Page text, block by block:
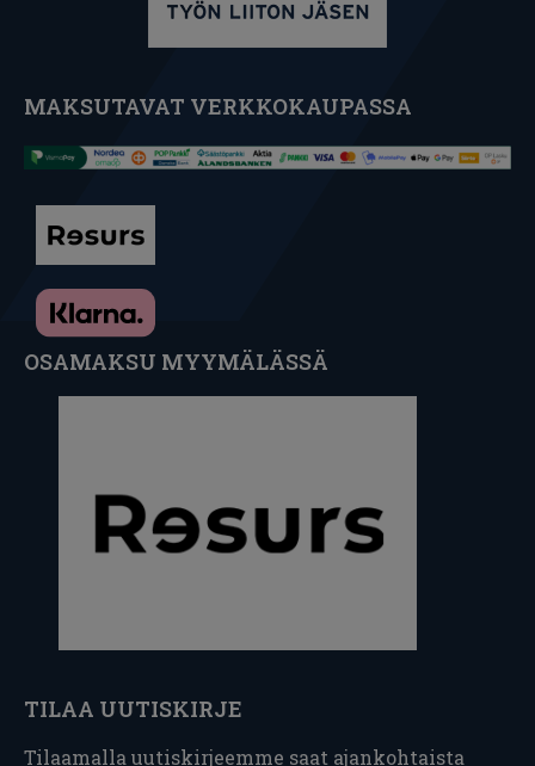
MAKSUTAVAT VERKKOKAUPASSA
OSAMAKSU MYYMÄLÄSSÄ
TILAA UUTISKIRJE
Tilaamalla uutiskirjeemme saat ajankohtaista